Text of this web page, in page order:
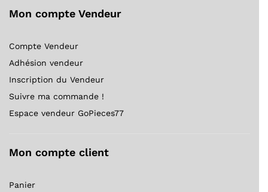
Mon compte Vendeur
Compte Vendeur
Adhésion vendeur
Inscription du Vendeur
Suivre ma commande !
Espace vendeur GoPieces77
Mon compte client
Panier